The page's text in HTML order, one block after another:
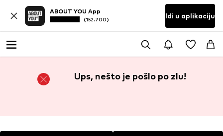
ABOUT YOU App
(152.700) Idi u aplikaciju
Ups, nešto je pošlo po zlu!